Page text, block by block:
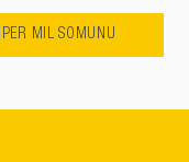
MİL SOMUNU